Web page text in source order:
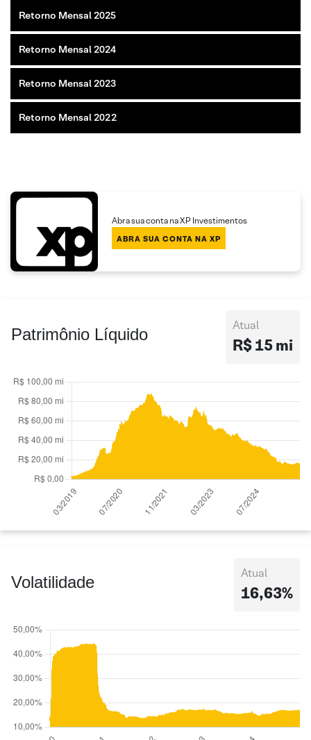
Retorno Mensal 2025
Retorno Mensal 2024
Retorno Mensal 2023
Retorno Mensal 2022
Abra sua conta na XP Investimentos
ABRA SUA CONTA NA XP
Patrimônio Líquido Atual
R$ 15 mi
Volatilidade Atual
16,63%